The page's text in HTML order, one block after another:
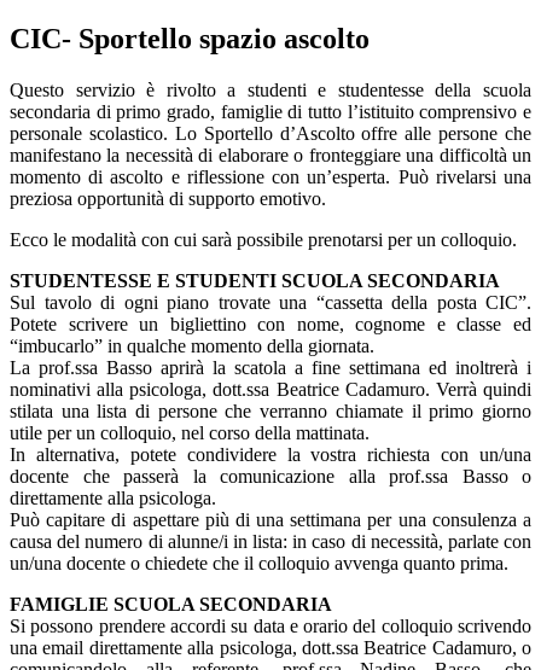
CIC- Sportello spazio ascolto
Questo servizio è rivolto a studenti e studentesse della scuola
secondaria di primo grado, famiglie di tutto l’istituito comprensivo e
personale scolastico. Lo Sportello d’Ascolto offre alle persone che
manifestano la necessità di elaborare o fronteggiare una difficoltà un
momento di ascolto e riflessione con un’esperta. Può rivelarsi una
preziosa opportunità di supporto emotivo.
Ecco le modalità con cui sarà possibile prenotarsi per un colloquio.
STUDENTESSE E STUDENTI SCUOLA SECONDARIA
Sul tavolo di ogni piano trovate una “cassetta della posta CIC”.
Potete scrivere un bigliettino con nome, cognome e classe ed
“imbucarlo” in qualche momento della giornata.
La prof.ssa Basso aprirà la scatola a fine settimana ed inoltrerà i
nominativi alla psicologa, dott.ssa Beatrice Cadamuro. Verrà quindi
stilata una lista di persone che verranno chiamate il primo giorno
utile per un colloquio, nel corso della mattinata.
In alternativa, potete condividere la vostra richiesta con un/una
docente che passerà la comunicazione alla prof.ssa Basso o
direttamente alla psicologa.
Può capitare di aspettare più di una settimana per una consulenza a
causa del numero di alunne/i in lista: in caso di necessità, parlate con
un/una docente o chiedete che il colloquio avvenga quanto prima.
FAMIGLIE SCUOLA SECONDARIA
Si possono prendere accordi su data e orario del colloquio scrivendo
una email direttamente alla psicologa, dott.ssa Beatrice Cadamuro, o